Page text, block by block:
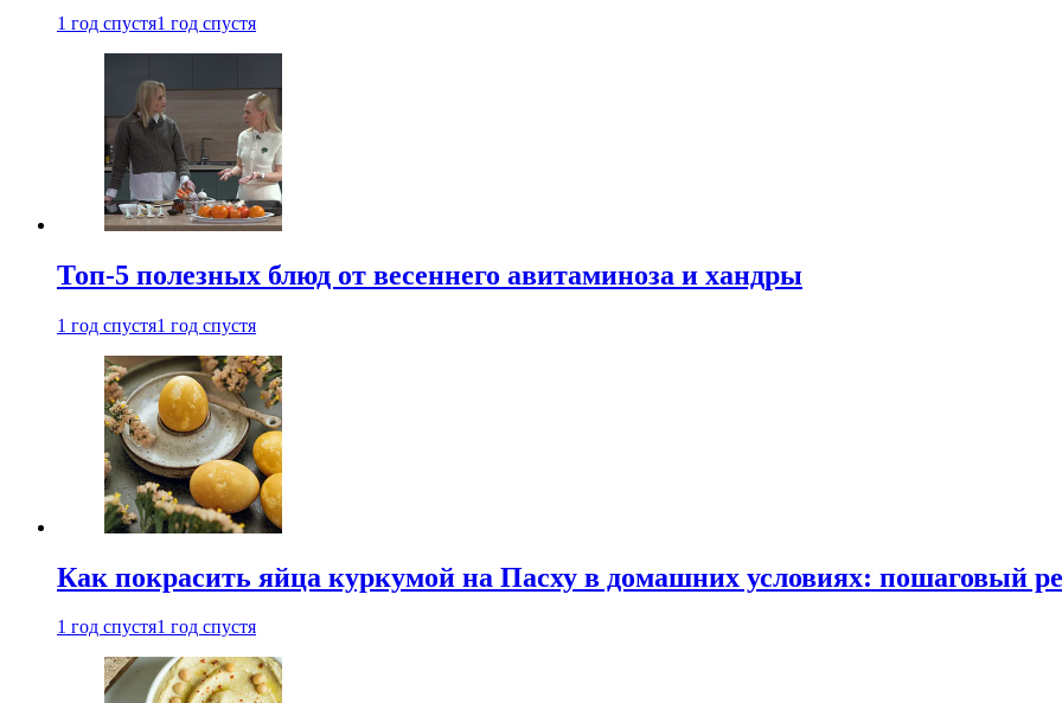
1 год спустя1 год спустя
Топ-5 полезных блюд от весеннего авитаминоза и хандры
1 год спустя1 год спустя
Как покрасить яйца куркумой на Пасху в домашних условиях: пошаговый
1 год спустя1 год спустя